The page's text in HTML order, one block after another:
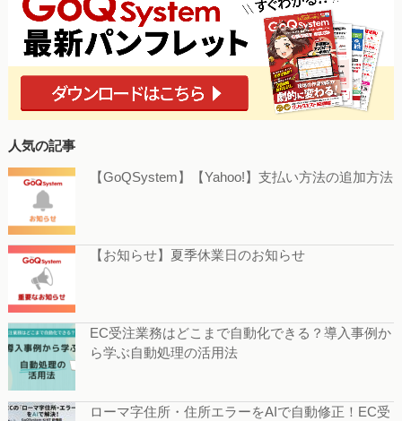
人気の記事
【GoQSystem】【Yahoo!】支払い方法の追加方法
【お知らせ】夏季休業日のお知らせ
EC受注業務はどこまで自動化できる？導入事例か
ら学ぶ自動処理の活用法
ローマ字住所・住所エラーをAIで自動修正！EC受